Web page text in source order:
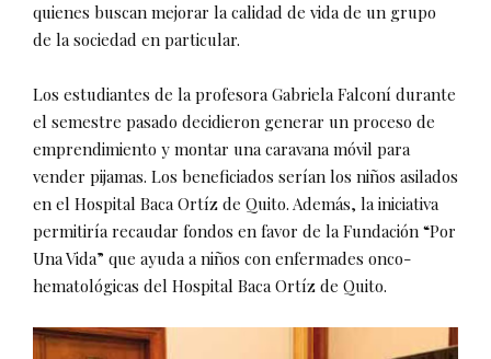
quienes buscan mejorar la calidad de vida de un grupo
de la sociedad en particular.
Los estudiantes de la profesora Gabriela Falconí durante
el semestre pasado decidieron generar un proceso de
emprendimiento y montar una caravana móvil para
vender pijamas. Los beneficiados serían los niños asilados
en el Hospital Baca Ortíz de Quito. Además, la iniciativa
permitiría recaudar fondos en favor de la Fundación “Por
Una Vida” que ayuda a niños con enfermades onco-
hematológicas del Hospital Baca Ortíz de Quito.